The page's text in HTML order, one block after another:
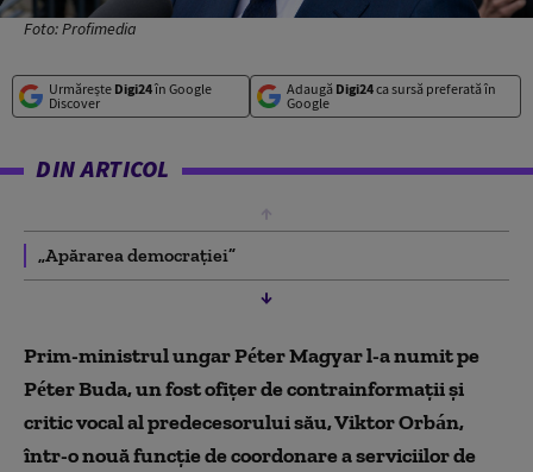
Foto: Profimedia
Urmărește Digi24în Google
Discover
Adaugă Digi24ca sursă preferată în
Google
DIN ARTICOL
„Apărarea democrației”
Prim-ministrul ungar Péter Magyar l-a numit pe
Péter Buda, un fost ofițer de contrainformații și
critic vocal al predecesorului său, Viktor Orbán,
într-o nouă funcție de coordonare a serviciilor de